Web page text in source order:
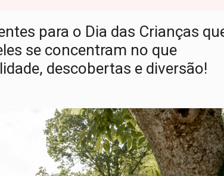
para o Dia das Crianças
se concentram no que
descobertas e diversão!